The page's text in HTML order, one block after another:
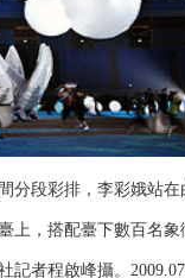
分段彩排，李彩娥站
上，搭配臺下數百名象
記者程啟峰攝。